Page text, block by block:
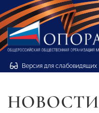
Версия для слабовидящих
НОВОСТИ